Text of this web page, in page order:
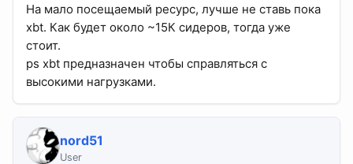
На мало посещаемый ресурс, лучше не ставь пока
xbt. Как будет около ~15К сидеров, тогда уже
стоит.
ps xbt предназначен чтобы справляться с
высокими нагрузками.
nord51
User